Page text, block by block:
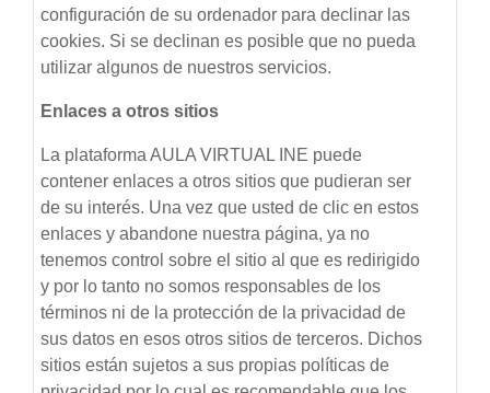
configuración de su ordenador para declinar las
cookies. Si se declinan es posible que no pueda
utilizar algunos de nuestros servicios.
Enlaces a otros sitios
La plataforma AULA VIRTUAL INE puede
contener enlaces a otros sitios que pudieran ser
de su interés. Una vez que usted de clic en estos
enlaces y abandone nuestra página, ya no
tenemos control sobre el sitio al que es redirigido
y por lo tanto no somos responsables de los
términos ni de la protección de la privacidad de
sus datos en esos otros sitios de terceros. Dichos
sitios están sujetos a sus propias políticas de